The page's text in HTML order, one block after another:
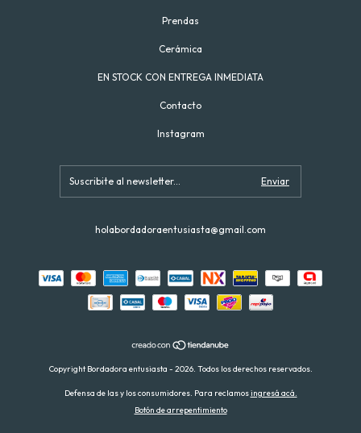
Prendas
Cerámica
EN STOCK CON ENTREGA INMEDIATA
Contacto
Instagram
holabordadoraentusiasta@gmail.com
Copyright Bordadora entusiasta - 2026. Todos los derechos reservados.
Defensa de las y los consumidores. Para reclamosingresá acá.
Botón de arrepentimiento